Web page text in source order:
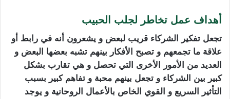
أهداف عمل تخاطر لجلب الحبيب
تجعل تفكير الشركاء قريب لبعض و يشعرون أنه في رابط أو
علاقة ما تجمعهم و تصبح الأفكار بينهم تشبه بعضها البعض و
العديد من الأمور الأخرى التي تحصل و هي تقارب بشكل
كبير بين الشركاء و تجعل بينهم محبة و تفاهم كبير بسبب
التأثير السريع و القوي الخاص بالأعمال الروحانية و يوجد